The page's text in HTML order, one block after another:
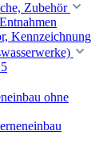
Zubehör
Kennzeichnung
ohne